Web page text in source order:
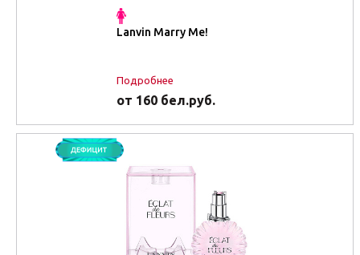
Lanvin Marry Me!
Подробнее
от 160 бел.руб.